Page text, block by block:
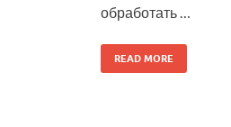
обработать …
READ MORE